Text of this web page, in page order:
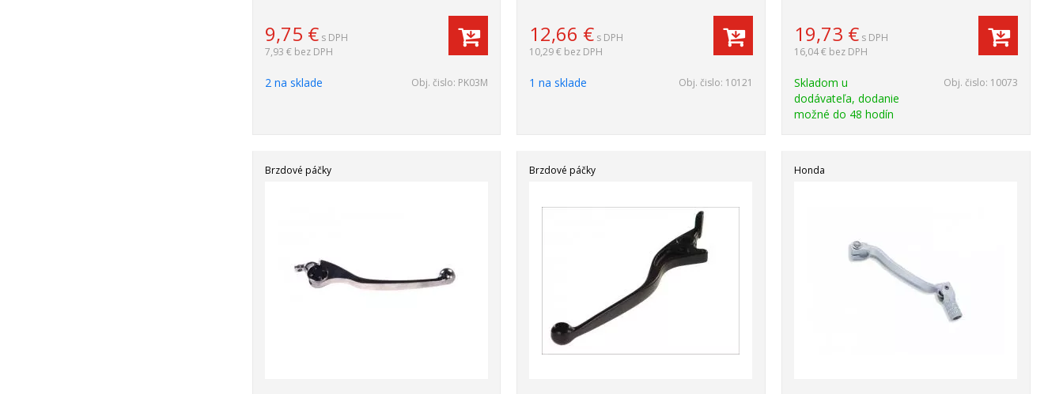
9,75 € s DPH
7,93 € bez DPH
2 na sklade Obj. čislo: PK03M
12,66 € s DPH
10,29 € bez DPH
1 na sklade Obj. čislo: 10121
19,73 € s DPH
16,04 € bez DPH
Skladom u
dodávateľa, dodanie
možné do 48 hodín
Obj. čislo: 10073
Brzdové páčky Brzdové páčky Honda